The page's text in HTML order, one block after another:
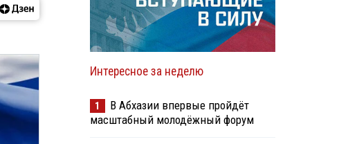
Интересное за неделю
1
В Абхазии впервые пройдёт
масштабный молодёжный форум